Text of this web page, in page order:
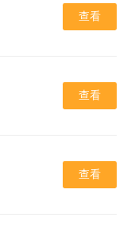
查看
查看
查看